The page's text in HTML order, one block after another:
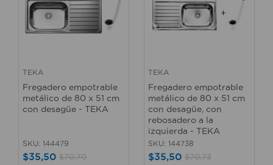
TEKA
Fregadero empotrable
metálico de 80 x 51 cm
con desagüe - TEKA
SKU: 144479
$35,50 $70,70
TEKA
Fregadero empotrable
metálico de 80 x 51 cm
con desagüe, con
rebosadero a la
izquierda - TEKA
SKU: 144738
$35,50 $70,73
sillas